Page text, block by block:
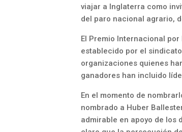
viajar a Inglaterra como
del paro nacional agrario,
El Premio Internacional por
establecido por el
organizaciones quienes
ganadores han incluido
En el momento de
nombrado a Huber
admirable en apoyo de los